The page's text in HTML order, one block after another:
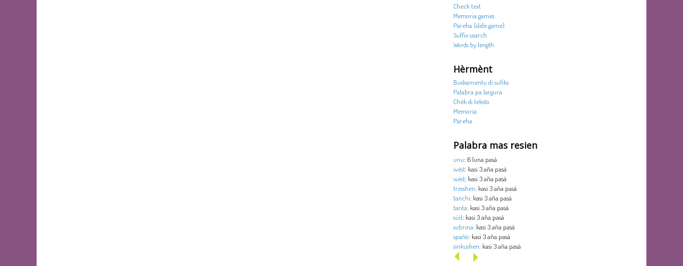
Check text
Memoria games
Pareha (slide game)
Suffix search
Words by length
Hèrmènt
Buskamentu di sufiks
Palabra pa largura
Chèk di teksto
Memoria
Pareha
Palabra mas resien
unu: 6 luna pasá
wèst: kasi 3 aña pasá
wèst: kasi 3 aña pasá
tresshen: kasi 3 aña pasá
tanchi: kasi 3 aña pasá
tanta: kasi 3 aña pasá
sùit: kasi 3 aña pasá
subrina: kasi 3 aña pasá
spañó: kasi 3 aña pasá
sinkushen: kasi 3 aña pasá